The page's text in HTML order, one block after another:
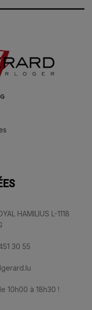
HAMILIUS L-1118
30 55
10h00 à 18h30 !